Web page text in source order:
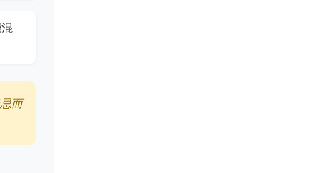
而